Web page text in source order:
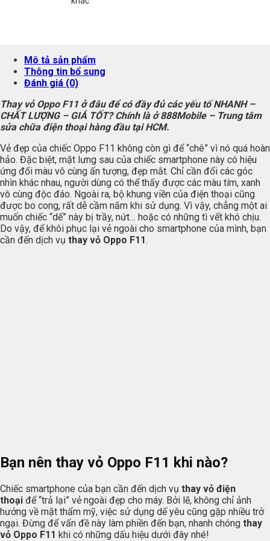
Mô tả sản phẩm
Thông tin bổ sung
Đánh giá (0)
Thay vỏ Oppo F11 ở đâu để có đầy đủ các yếu tố NHANH –
CHẤT LƯỢNG – GIÁ TỐT? Chính là ở888Mobile – Trung tâm
sửa chữa điện thoại hàng đầu tại HCM.
Vẻ đẹp của chiếc Oppo F11 không còn gì để “chê” vì nó quá hoàn
hảo. Đặc biệt, mặt lưng sau của chiếc smartphone này có hiệu
ứng đổi màu vô cùng ấn tượng, đẹp mắt. Chỉ cần đổi các góc
nhìn khác nhau, người dùng có thể thấy được các màu tím, xanh
vô cùng độc đáo. Ngoài ra, bộ khung viền của điện thoại cũng
được bo cong, rất dễ cầm nắm khi sử dụng. Vì vậy, chẳng một ai
muốn chiếc “dế” này bị trầy, nứt… hoặc có những tì vết khó chịu.
Do vậy, để khôi phục lại vẻ ngoài cho smartphone của mình, bạn
cần đến dịch vụ thay vỏ Oppo F11.
Bạn nên thay vỏ Oppo F11 khi nào?
Chiếc smartphone của bạn cần đến dịch vụ thay vỏ điện
thoại để “trả lại” vẻ ngoài đẹp cho máy. Bởi lẽ, không chỉ ảnh
hưởng về mặt thẩm mỹ, việc sử dụng dế yêu cũng gặp nhiều trở
ngại. Đừng để vấn đề này làm phiền đến bạn, nhanh chóng thay
vỏ Oppo F11 khi có những dấu hiệu dưới đây nhé!